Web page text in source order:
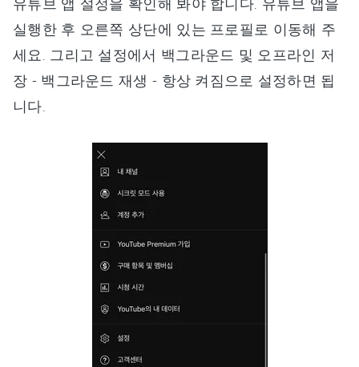
실행한 후 오른쪽 상단에 있는 프로필로 이동해 주
세요. 그리고 설정에서 백그라운드 및 오프라인 저
장 - 백그라운드 재생 - 항상 켜짐으로 설정하면 됩
니다.